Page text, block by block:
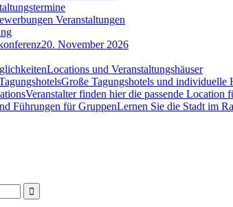
Veranstaltungen
20. November 2026
Locations und Veranstaltungshäuser
Große Tagungshotels und individuelle
Veranstalter finden hier die passende Location
Führungen für GruppenLernen Sie die Stadt im